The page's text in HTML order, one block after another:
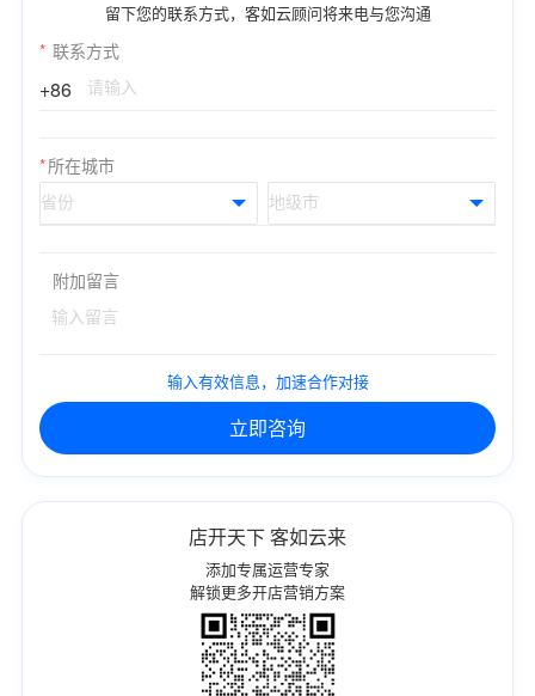
留下您的联系方式，客如云顾问将来电与您沟通
* 联系方式
+86
*所在城市
附加留言
输入有效信息，加速合作对接
立即咨询
店开天下 客如云来
添加专属运营专家
解锁更多开店营销方案